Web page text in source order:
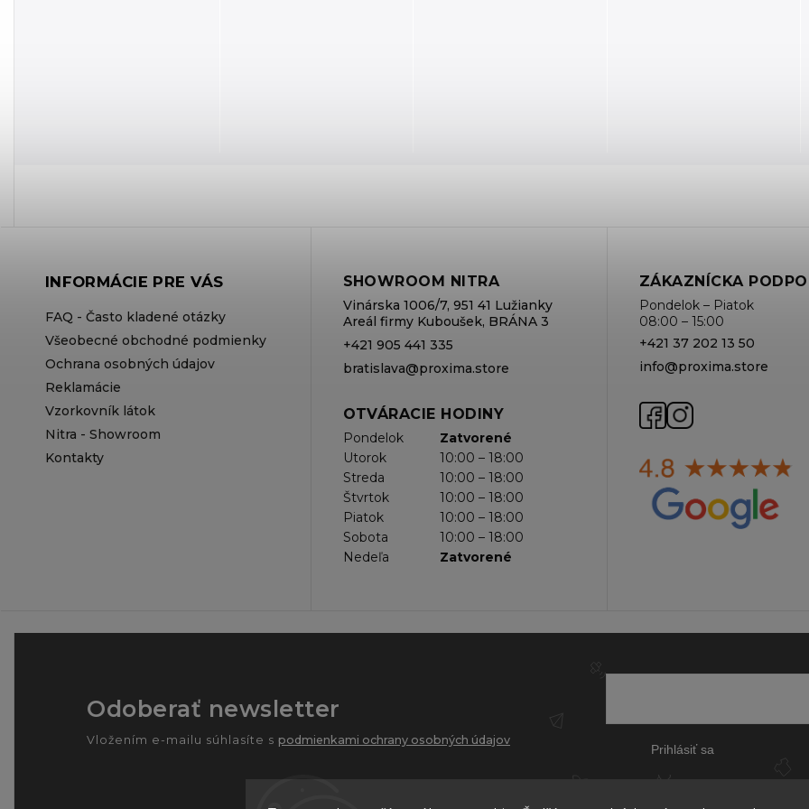
INFORMÁCIE PRE VÁS
FAQ - Často kladené otázky
Všeobecné obchodné podmienky
Ochrana osobných údajov
Reklamácie
Vzorkovník látok
Nitra - Showroom
Kontakty
SHOWROOM NITRA
Vinárska 1006/7, 951 41 Lužianky
Areál firmy Kuboušek, BRÁNA 3
+421 905 441 335
bratislava@proxima.store
OTVÁRACIE HODINY
Pondelok
Zatvorené
Utorok
10:00 – 18:00
Streda
10:00 – 18:00
Štvrtok
10:00 – 18:00
Piatok
10:00 – 18:00
Sobota
10:00 – 18:00
Nedeľa
Zatvorené
ZÁKAZNÍCKA
Pondelok – Piatok
08:00 – 15:00
+421 37 202 13 50
info@proxima.store
Odoberať newsletter
Vložením e-mailu súhlasíte s podmienkami ochrany osobných údajov
Prihlásiť sa